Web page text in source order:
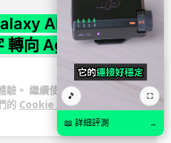
驗。 繼續使用
的 Cookie 政
AI 新方向 未來
轉向 Agent 全自動操
驗辦公室主管兼副總裁 Jay Kim
邁向全自動化 Agent... 閱讀全
🎵 ⛶
📖 詳細評測 →